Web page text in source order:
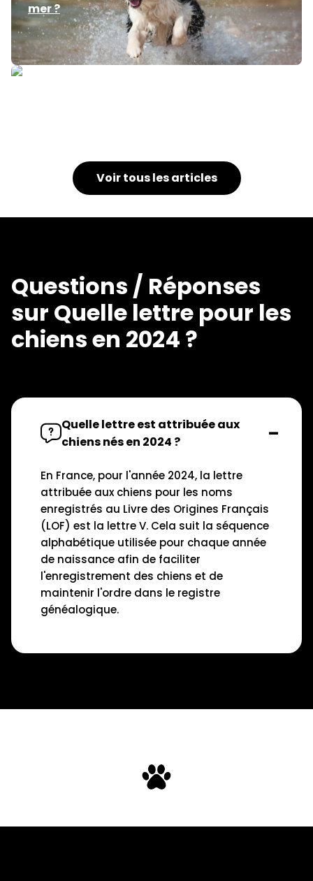
mer ?
Voir tous les articles
Questions / Réponses
sur Quelle lettre pour les
chiens en 2024 ?
Quelle lettre est attribuée aux
chiens nés en 2024 ?
En France, pour l'année 2024, la lettre
attribuée aux chiens pour les noms
enregistrés au Livre des Origines Français
(LOF) est la lettre V. Cela suit la séquence
alphabétique utilisée pour chaque année
de naissance afin de faciliter
l'enregistrement des chiens et de
maintenir l'ordre dans le registre
généalogique.